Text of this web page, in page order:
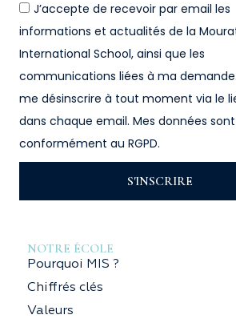
J’accepte de recevoir par email les
informations et actualités de la
International School, ainsi que les
communications liées à ma
me désinscrire à tout moment via le
dans chaque email. Mes données
conformément au RGPD.
S'INSCRIRE
NOTRE ÉCOLE
Pourquoi MIS ?
Chiffrés clés
Valeurs